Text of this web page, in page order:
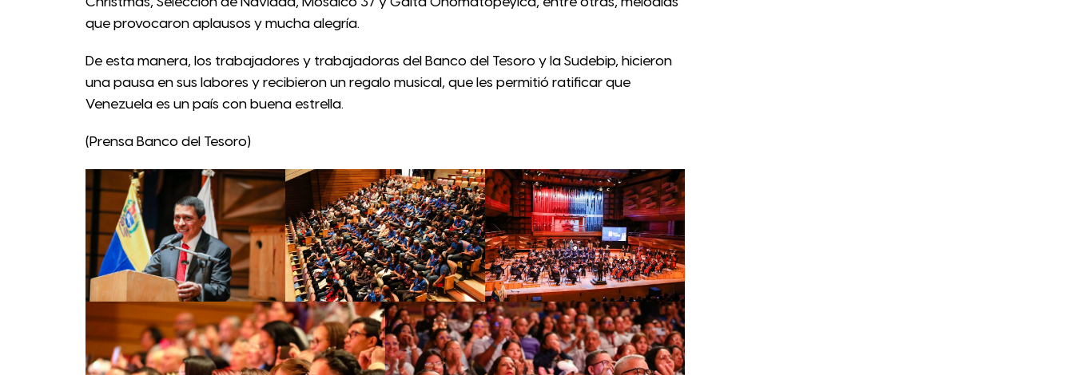
que provocaron aplausos y mucha alegría.
De esta manera, los trabajadores y trabajadoras del Banco del Tesoro y la Sudebip, hicieron
una pausa en sus labores y recibieron un regalo musical, que les permitió ratificar que
Venezuela es un país con buena estrella.
(Prensa Banco del Tesoro)